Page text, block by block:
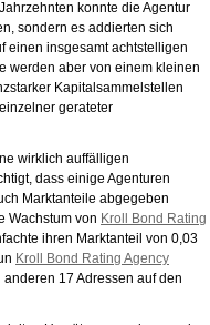
konnte die Agentur
sondern es addierten sich
einen insgesamt achtstelligen
werden aber von einem kleinen
Kapitalsammelstellen
gerateter
wirklich auffälligen
dass einige Agenturen
Marktanteile abgegeben
Wachstum von Kroll Bond Rating
ihren Marktanteil von 0,03
Kroll Bond Rating Agency
17 Adressen auf den